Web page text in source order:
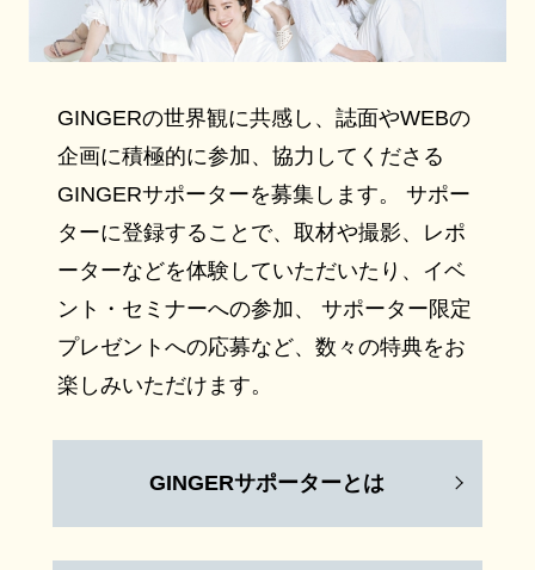
GINGERの世界観に共感し、誌面やWEBの
企画に積極的に参加、協力してくださる
GINGERサポーターを募集します。 サポー
ターに登録することで、取材や撮影、レポ
ーターなどを体験していただいたり、イベ
ント・セミナーへの参加、 サポーター限定
プレゼントへの応募など、数々の特典をお
楽しみいただけます。
GINGERサポーターとは